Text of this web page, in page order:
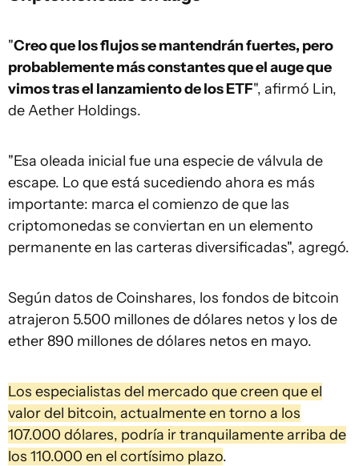
"Creo que los flujos se mantendrán fuertes, pero
probablemente más constantes que el auge que
vimos tras el lanzamiento de los ETF", afirmó Lin,
de Aether Holdings.
"Esa oleada inicial fue una especie de válvula de
escape. Lo que está sucediendo ahora es más
importante: marca el comienzo de que las
criptomonedas se conviertan en un elemento
permanente en las carteras diversificadas", agregó.
Según datos de Coinshares, los fondos de bitcoin
atrajeron 5.500 millones de dólares netos y los de
ether 890 millones de dólares netos en mayo.
Los especialistas del mercado que creen que el
valor del bitcoin, actualmente en torno a los
107.000 dólares, podría ir tranquilamente arriba de
los 110.000 en el cortísimo plazo.